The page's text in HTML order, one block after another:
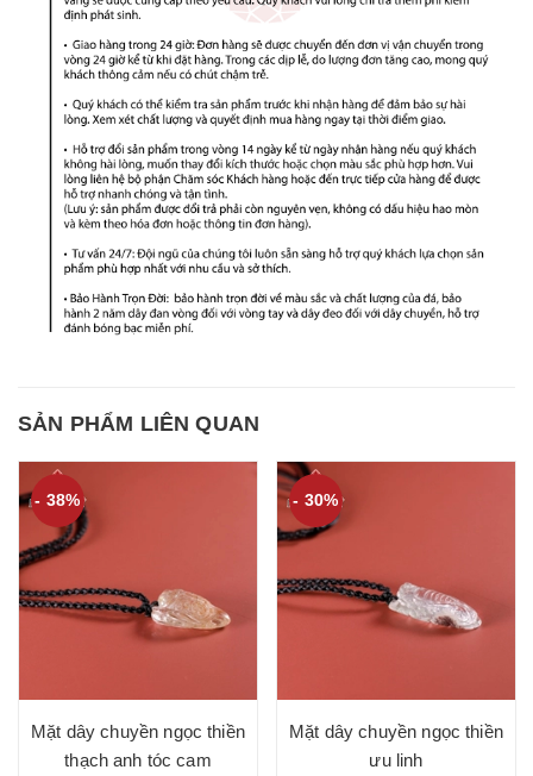
SẢN PHẨM LIÊN QUAN
- 38%
Mặt dây chuyền ngọc thiền
thạch anh tóc cam
- 30%
Mặt dây chuyền ngọc thiền
ưu linh